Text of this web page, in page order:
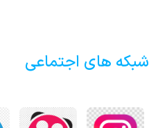
شبکه های اجتماعی